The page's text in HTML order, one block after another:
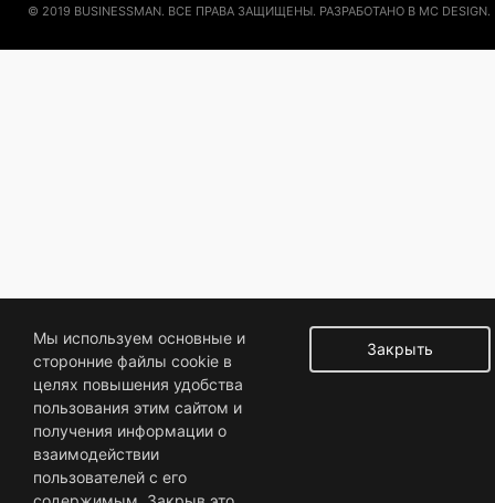
© 2019 BUSINESSMAN. ВСЕ ПРАВА ЗАЩИЩЕНЫ. РАЗРАБОТАНО В MC DESIGN.
Закрыть
Мы используем основные и
сторонние файлы cookie в
целях повышения удобства
пользования этим сайтом и
получения информации о
взаимодействии
пользователей с его